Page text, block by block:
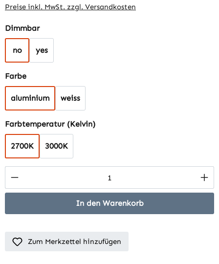
Preise inkl. MwSt. zzgl. Versandkosten
Dimmbarauswählen
no yes
Farbeauswählen
aluminium weiss
Farbtemperatur (Kelvin)auswählen
2700K 3000K
Produkt Anzahl: Gib den gewünschten
In den Warenkorb
Zum Merkzettel hinzufügen